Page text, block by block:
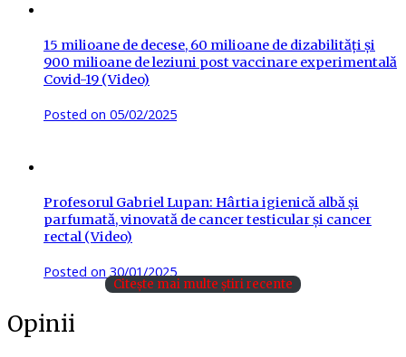
15 milioane de decese, 60 milioane de dizabilități și
900 milioane de leziuni post vaccinare experimentală
Covid-19 (Video)
Posted on 05/02/2025
Profesorul Gabriel Lupan: Hârtia igienică albă și
parfumată, vinovată de cancer testicular și cancer
rectal (Video)
Posted on30/01/2025
Citește mai multe știri recente
Opinii